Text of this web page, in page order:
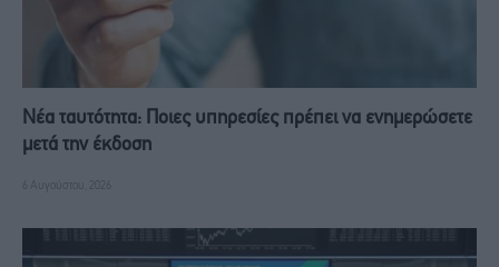
Νέα ταυτότητα: Ποιες υπηρεσίες πρέπει να ενημερώσετε
μετά την έκδοση
6 Αυγούστου, 2026